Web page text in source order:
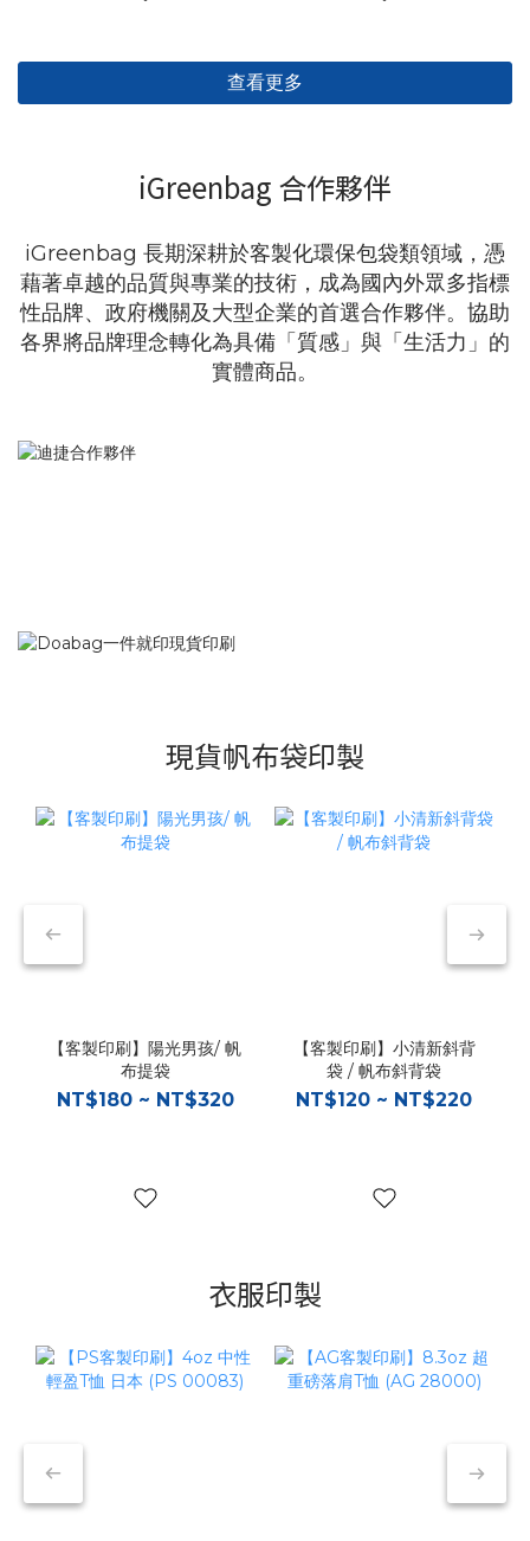
查看更多
iGreenbag 合作夥伴
iGreenbag 長期深耕於客製化環保包袋類領域，憑
藉著卓越的品質與專業的技術，成為國內外眾多指標
性品牌、政府機關及大型企業的首選合作夥伴。協助
各界將品牌理念轉化為具備「質感」與「生活力」的
實體商品。
現貨帆布袋印製
【客製印刷】陽光男孩/ 帆
布提袋
NT$180 ~ NT$320
【客製印刷】小清新斜背
袋 / 帆布斜背袋
NT$120 ~ NT$220
衣服印製